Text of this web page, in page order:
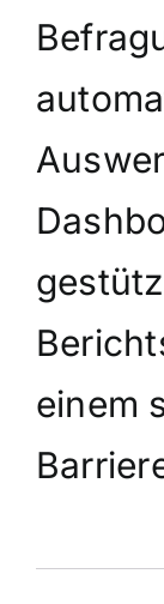
einem